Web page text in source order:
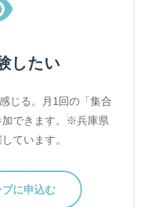
したい
じる。月1回の「集合
できます。※兵庫県
ています。
に申込む